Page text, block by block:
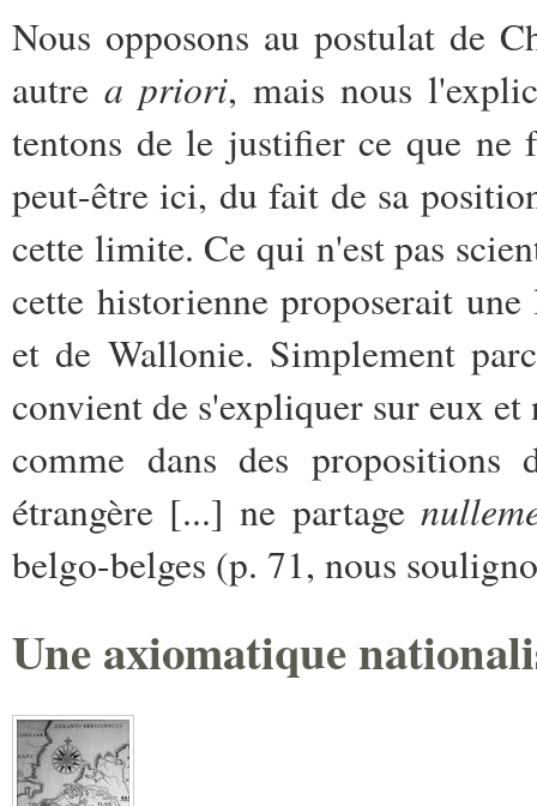
Nous opposons au postulat de
autre a priori, mais nous
tentons de le justifier ce que ne
peut-être ici, du fait de sa
cette limite. Ce qui n'est pas
cette historienne proposerait
et de Wallonie. Simplement
convient de s'expliquer sur eux
comme dans des
étrangère [...] ne partage
belgo-belges (p. 71, nous
Une axiomatique